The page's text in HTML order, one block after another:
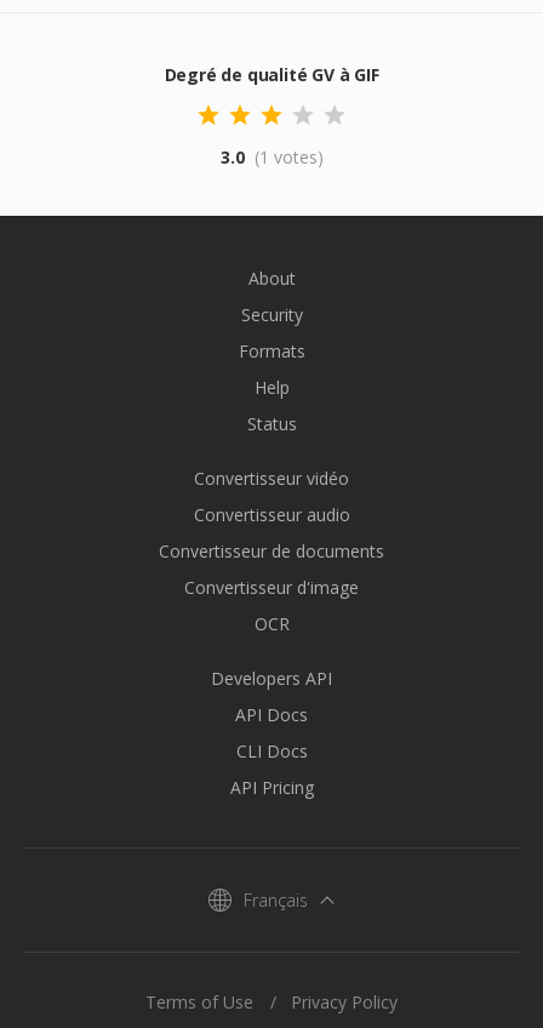
Degré de qualité GV à GIF
3.0 (1 votes)
About
Security
Formats
Help
Status
Convertisseur vidéo
Convertisseur audio
Convertisseur de documents
Convertisseur d'image
OCR
Developers API
API Docs
CLI Docs
API Pricing
Français
Terms of Use Privacy Policy